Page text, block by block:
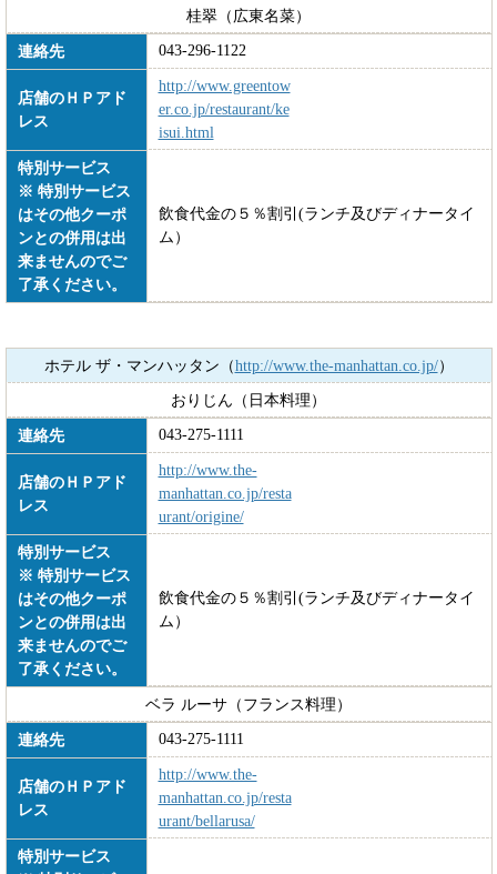
桂翠（広東名菜）
連絡先
043-296-1122
店舗のＨＰアド
レス
http://www.greentow
er.co.jp/restaurant/ke
isui.html
特別サービス
※ 特別サービス
はその他クーポ
ンとの併用は出
来ませんのでご
了承ください。
飲食代金の５％割引(ランチ及びディナータイ
ム）
ホテル ザ・マンハッタン（http://www.the-manhattan.co.jp/）
おりじん（日本料理）
連絡先
043-275-1111
店舗のＨＰアド
レス
http://www.the-
manhattan.co.jp/resta
urant/origine/
特別サービス
※ 特別サービス
はその他クーポ
ンとの併用は出
来ませんのでご
了承ください。
飲食代金の５％割引(ランチ及びディナータイ
ム）
ベラ ルーサ（フランス料理）
連絡先
043-275-1111
店舗のＨＰアド
レス
http://www.the-
manhattan.co.jp/resta
urant/bellarusa/
特別サービス